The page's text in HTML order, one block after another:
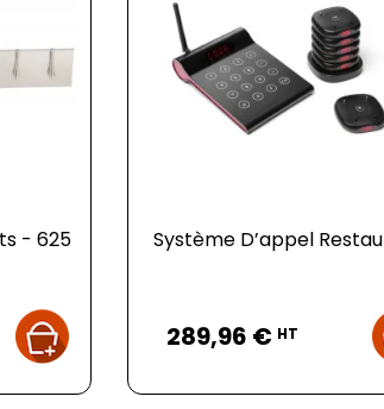
- 625 Système D’appel
289,96 € HT